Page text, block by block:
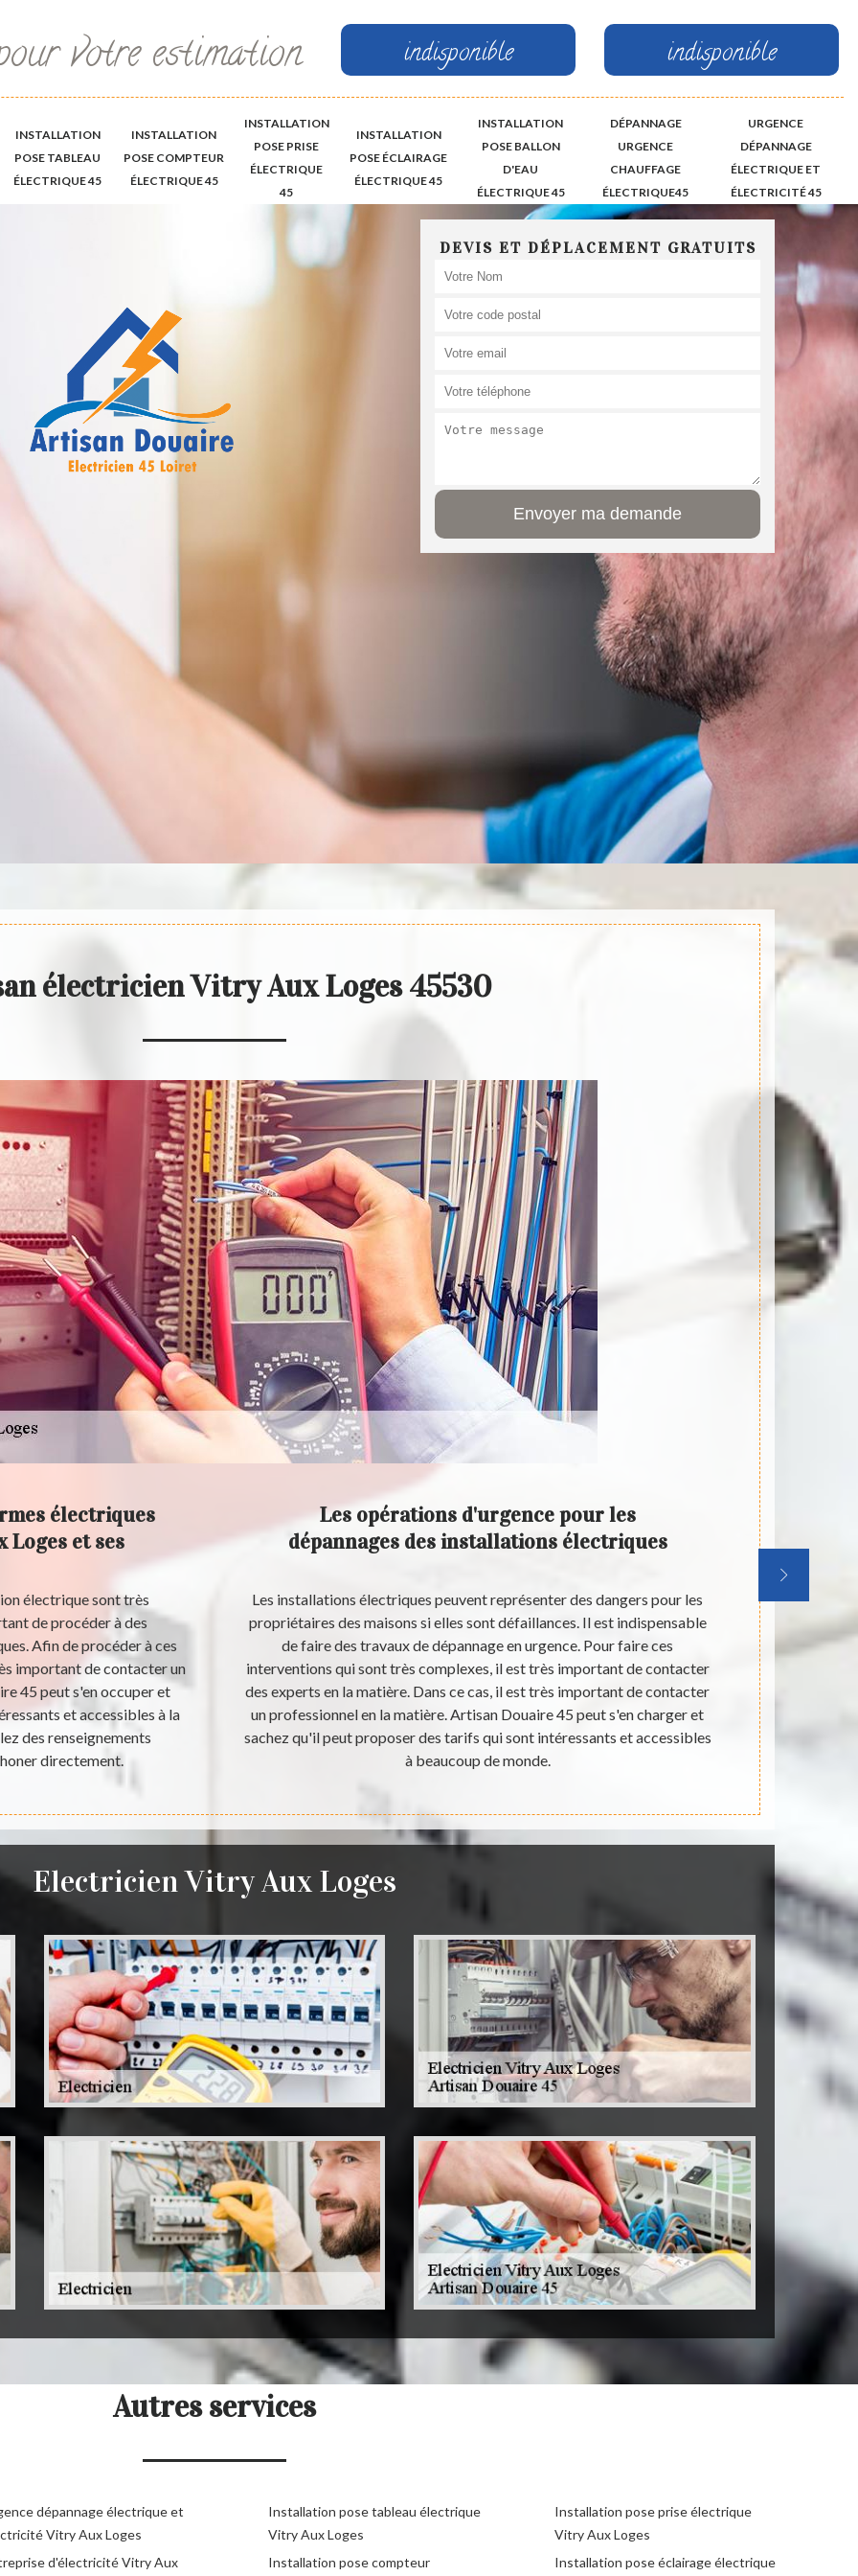
votre estimation indisponible indisponible
INSTALLATION
POSE TABLEAU
ÉLECTRIQUE 45
INSTALLATION
POSE COMPTEUR
ÉLECTRIQUE 45
INSTALLATION
POSE PRISE
ÉLECTRIQUE
45
INSTALLATION
POSE ÉCLAIRAGE
ÉLECTRIQUE 45
INSTALLATION
POSE BALLON
D'EAU
ÉLECTRIQUE 45
DÉPANNAGE
URGENCE
CHAUFFAGE
ÉLECTRIQUE45
URGENCE
DÉPANNAGE
ÉLECTRIQUE ET
ÉLECTRICITÉ 45
DEVIS ET DÉPLACEMENT GRATUITS
électricien Vitry Aux Loges 45530
électriques
Loges et ses
électrique sont très
de procéder à des
Afin de procéder à ces
important de contacter un
45 peut s'en occuper et
et accessibles à la
des renseignements
directement.
Les opérations d'urgence pour les
dépannages des installations électriques
Les installations électriques peuvent représenter des dangers pour les
propriétaires des maisons si elles sont défaillances. Il est indispensable
de faire des travaux de dépannage en urgence. Pour faire ces
interventions qui sont très complexes, il est très important de contacter
des experts en la matière. Dans ce cas, il est très important de contacter
un professionnel en la matière. Artisan Douaire 45 peut s'en charger et
sachez qu'il peut proposer des tarifs qui sont intéressants et accessibles
à beaucoup de monde.
Les
très
Electricien Vitry Aux Loges
Autres services
dépannage électrique et
Vitry Aux Loges
d'électricité Vitry Aux
Installation pose tableau électrique
Vitry Aux Loges
Installation pose compteur
Installation pose prise électrique
Vitry Aux Loges
Installation pose éclairage électrique